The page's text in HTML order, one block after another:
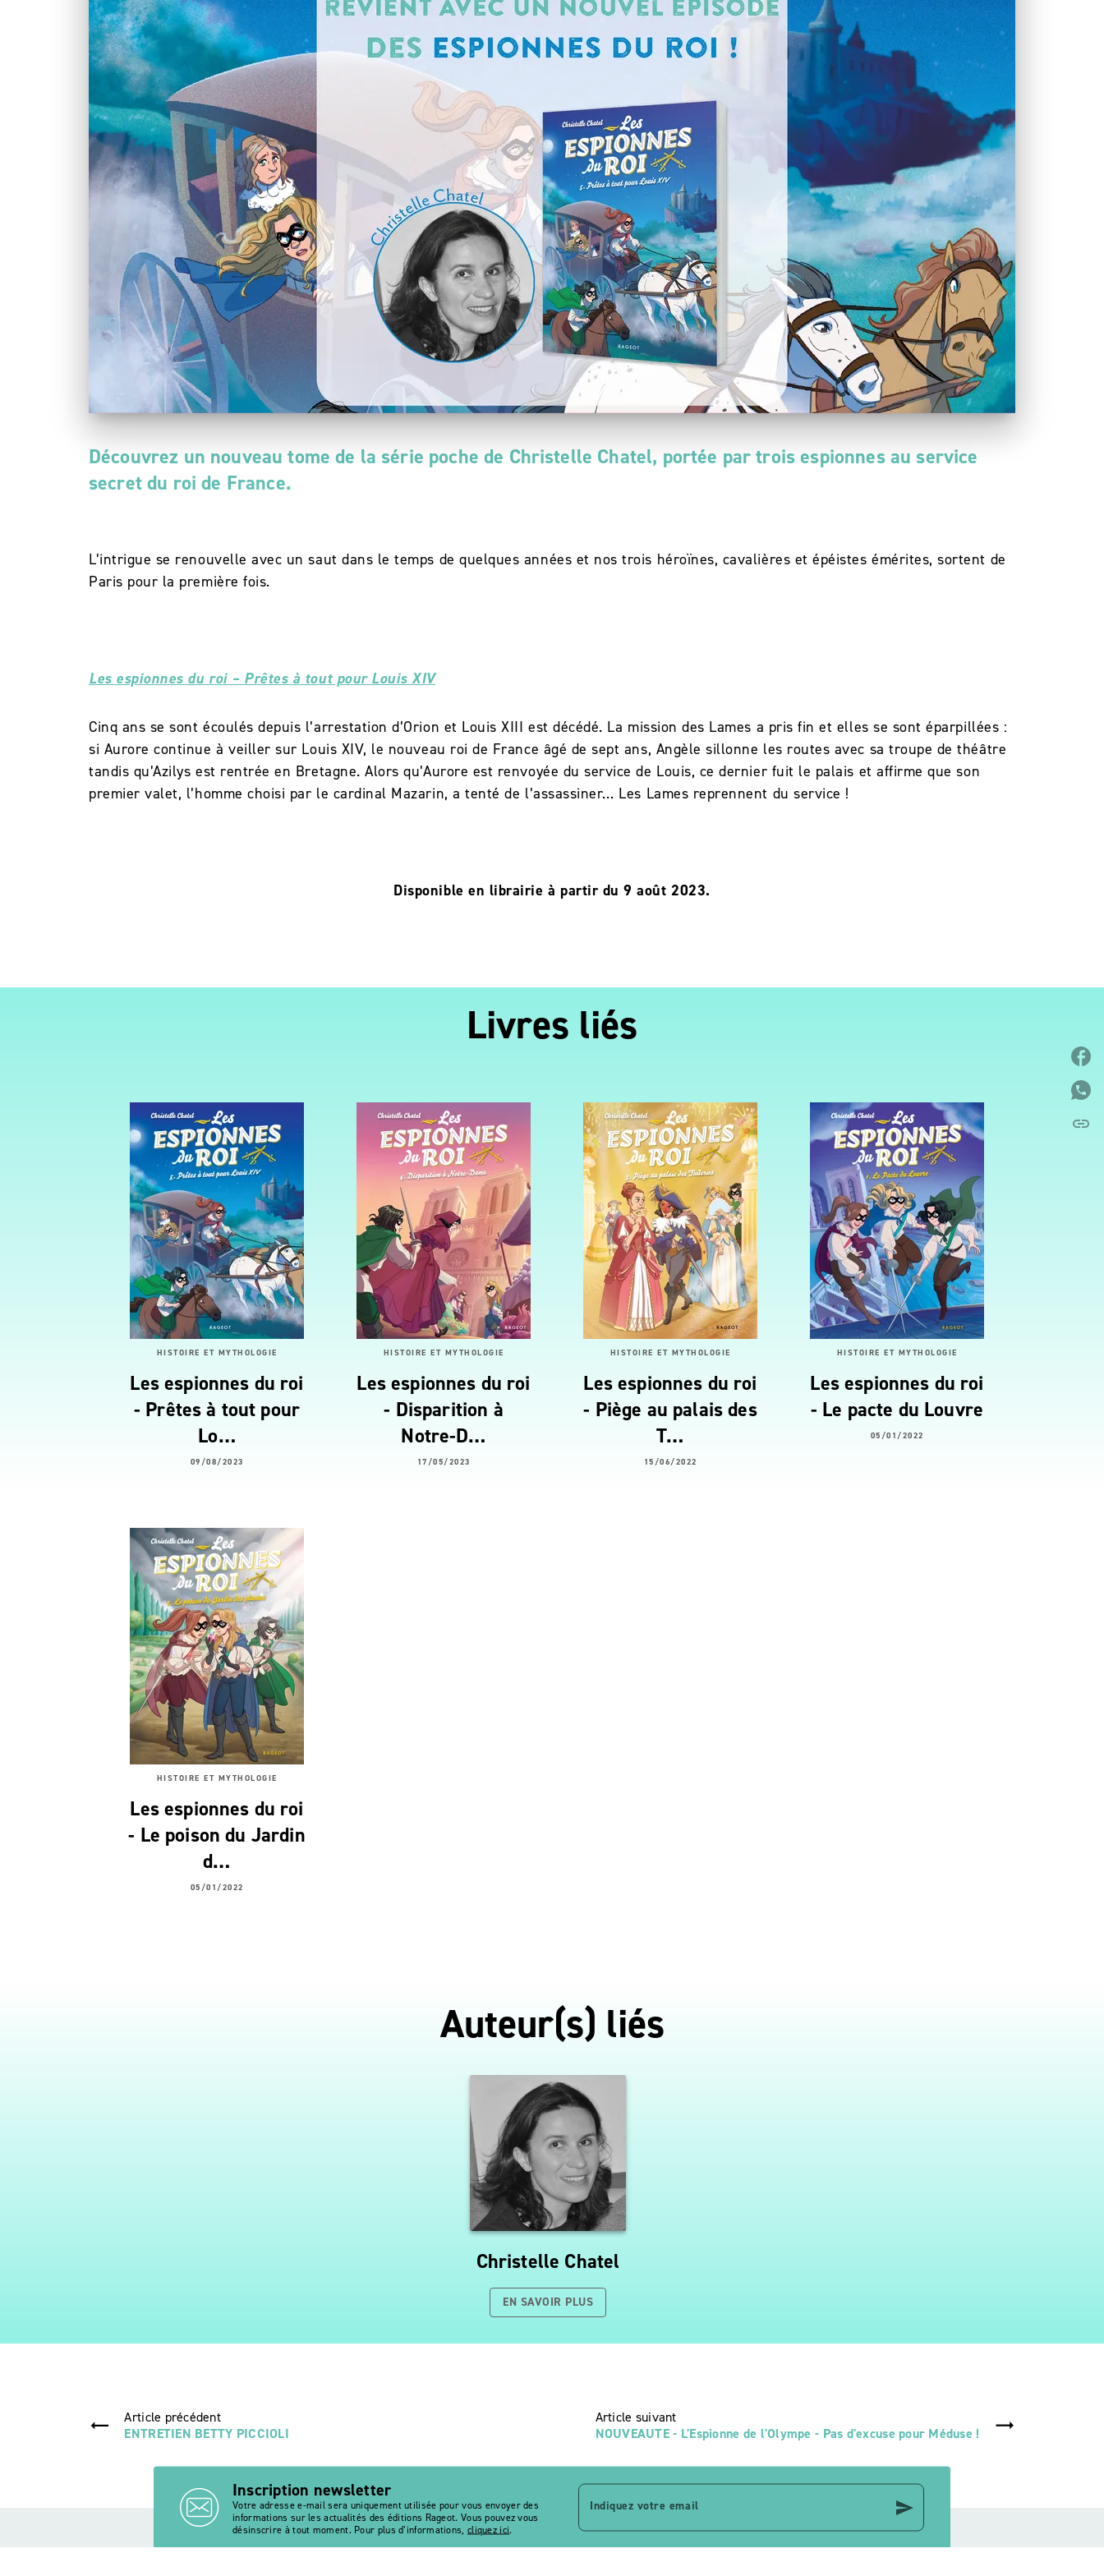
Découvrez un nouveau tome de la série poche de Christelle Chatel, portée par trois espionnes au service
secret du roi de France.
L’intrigue se renouvelle avec un saut dans le temps de quelques années et nos trois héroïnes, cavalières et épéistes émérites, sortent de
Paris pour la première fois.
Les espionnes du roi – Prêtes à tout pour Louis XIV
Cinq ans se sont écoulés depuis l’arrestation d’Orion et Louis XIII est décédé. La mission des Lames a pris fin et elles se sont éparpillées :
si Aurore continue à veiller sur Louis XIV, le nouveau roi de France âgé de sept ans, Angèle sillonne les routes avec sa troupe de théâtre
tandis qu’Azilys est rentrée en Bretagne. Alors qu’Aurore est renvoyée du service de Louis, ce dernier fuit le palais et affirme que son
premier valet, l’homme choisi par le cardinal Mazarin, a tenté de l’assassiner… Les Lames reprennent du service !
Disponible en librairie à partir du 9 août 2023.
Livres liés
HISTOIRE ET MYTHOLOGIE
Les espionnes du roi
- Prêtes à tout pour
Lo…
09/08/2023
HISTOIRE ET MYTHOLOGIE
Les espionnes du roi
- Disparition à
Notre-D…
17/05/2023
HISTOIRE ET MYTHOLOGIE
Les espionnes du roi
- Piège au palais des
T…
15/06/2022
HISTOIRE ET MYTHOLOGIE
Les espionnes du roi
- Le pacte du Louvre
05/01/2022
HISTOIRE ET MYTHOLOGIE
Les espionnes du roi
- Le poison du Jardin
d…
05/01/2022
Auteur(s) liés
Christelle Chatel
EN SAVOIR PLUS
link
Article précédent
ENTRETIEN BETTY PICCIOLI
Article suivant
NOUVEAUTE - L'Espionne de l'Olympe - Pas d'excuse pour Méduse !
Inscription newsletter
Votre adresse e-mail sera uniquement utilisée pour vous envoyer des
informations sur les actualités des éditions Rageot. Vous pouvez vous
désinscrire à tout moment. Pour plus d’informations, cliquez ici.
Indiquez votre email send